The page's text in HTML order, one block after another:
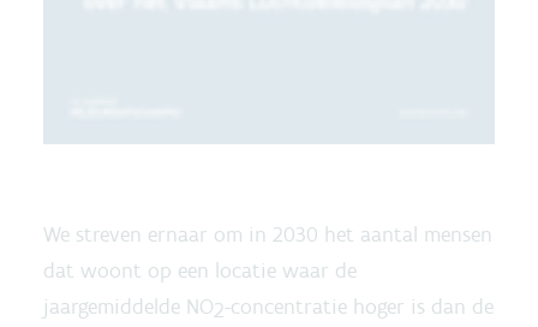
We streven ernaar om in 2030 het aantal mensen
dat woont op een locatie waar de
jaargemiddelde NO2-concentratie hoger is dan de